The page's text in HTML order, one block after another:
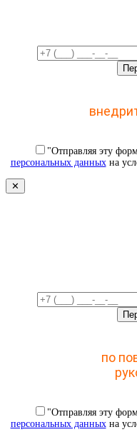
"Отправляя эту
персональных данныхна
✕
по
"Отправляя эту
персональных данныхна